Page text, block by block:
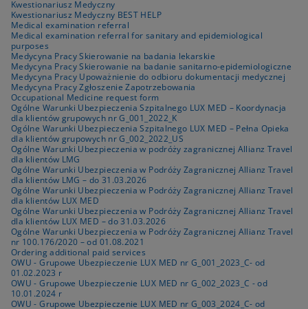
Kwestionariusz Medyczny
Kwestionariusz Medyczny BEST HELP
Medical examination referral
Medical examination referral for sanitary and epidemiological
purposes
Medycyna Pracy Skierowanie na badania lekarskie
Medycyna Pracy Skierowanie na badanie sanitarno-epidemiologiczne
Medycyna Pracy Upoważnienie do odbioru dokumentacji medycznej
Medycyna Pracy Zgłoszenie Zapotrzebowania
Occupational Medicine request form
Ogólne Warunki Ubezpieczenia Szpitalnego LUX MED – Koordynacja
dla klientów grupowych nr G_001_2022_K
Ogólne Warunki Ubezpieczenia Szpitalnego LUX MED – Pełna Opieka
dla klientów grupowych nr G_002_2022_US
Ogólne Warunki Ubezpieczenia w podróży zagranicznej Allianz Travel
dla klientów LMG
Ogólne Warunki Ubezpieczenia w Podróży Zagranicznej Allianz Travel
dla klientów LMG – do 31.03.2026
Ogólne Warunki Ubezpieczenia w Podróży Zagranicznej Allianz Travel
dla klientów LUX MED
Ogólne Warunki Ubezpieczenia w Podróży Zagranicznej Allianz Travel
dla klientów LUX MED – do 31.03.2026
Ogólne Warunki Ubezpieczenia w Podróży Zagranicznej Allianz Travel
nr 100.176/2020 – od 01.08.2021
Ordering additional paid services
OWU - Grupowe Ubezpieczenie LUX MED nr G_001_2023_C- od
01.02.2023 r
OWU - Grupowe Ubezpieczenie LUX MED nr G_002_2023_C - od
10.01.2024 r
OWU - Grupowe Ubezpieczenie LUX MED nr G_003_2024_C- od